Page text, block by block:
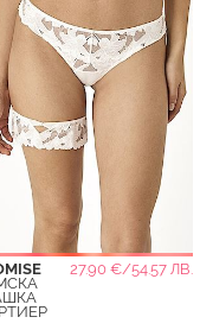
27.90 €/54.57 ЛВ.